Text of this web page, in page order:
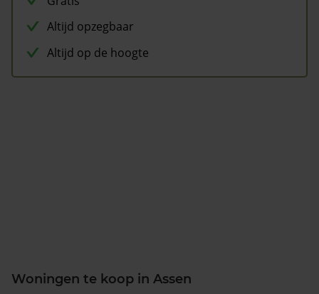
Altijd opzegbaar
Altijd op de hoogte
Woningen te koop in Assen